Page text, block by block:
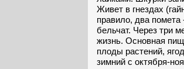
Живет в гнездах
правило, два
бельчат. Через три
жизнь. Основная
плоды растений,
зимний с октября-